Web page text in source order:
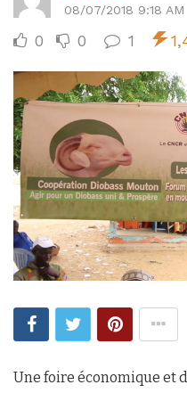
08/07/2018 9:18 AM
0 0 1
Une foire économique et